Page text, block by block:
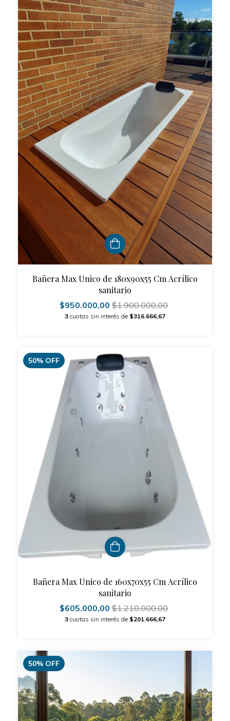
Bañera Max Unico de 180x90x55 Cm Acrílico
sanitario
$950.000,00 $1.900.000,00
3 cuotas sin interés de $316.666,67
50% OFF
Bañera Max Unico de 160x70x55 Cm Acrílico
sanitario
$605.000,00 $1.210.000,00
3 cuotas sin interés de $201.666,67
50% OFF